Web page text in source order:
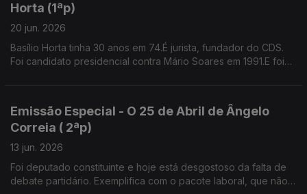
Horta (1ªp)
20 jun. 2026
Basílio Horta tinha 30 anos em 74.É jurista, fundador do CDS.
Foi candidato presidencial contra Mário Soares em 1991.E foi
Emissão Especial - O 25 de Abril de Ângelo
Correia ( 2ªp)
13 jun. 2026
Foi deputado constituinte e hoje está desgostoso da falta de
debate partidário. Exemplifica com o pacote laboral, que não